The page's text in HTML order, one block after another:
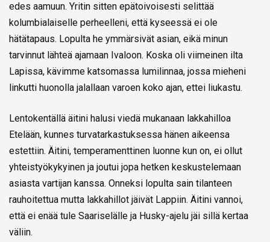
edes aamuun. Yritin sitten epätoivoisesti selittää
kolumbialaiselle perheelleni, että kyseessä ei ole
hätätapaus. Lopulta he ymmärsivät asian, eikä minun
tarvinnut lähteä ajamaan Ivaloon. Koska oli viimeinen ilta
Lapissa, kävimme katsomassa lumilinnaa, jossa mieheni
linkutti huonolla jalallaan varoen koko ajan, ettei liukastu.
Lentokentällä äitini halusi viedä mukanaan lakkahilloa
Etelään, kunnes turvatarkastuksessa hänen aikeensa
estettiin. Äitini, temperamenttinen luonne kun on, ei ollut
yhteistyökykyinen ja joutui jopa hetken keskustelemaan
asiasta vartijan kanssa. Onneksi lopulta sain tilanteen
rauhoitettua mutta lakkahillot jäivät Lappiin. Äitini vannoi,
että ei enää tule Saariselälle ja Husky-ajelu jäi sillä kertaa
väliin.